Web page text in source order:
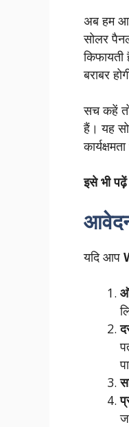
अब हम
सोलर
बराबर
सच कहें
हैं। यह
इसे भी
यदि आप